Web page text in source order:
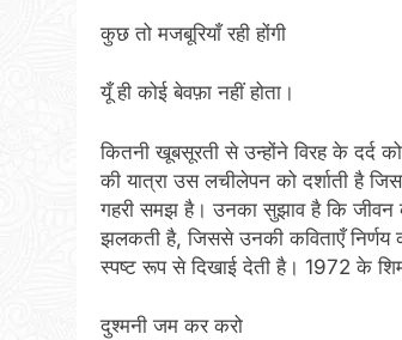
कुछ तो मजबूरियाँ रही होंगी
यूँ ही कोई बेवफ़ा नहीं होता।
कितनी खूबसूरती से उन्होंने विरह के दर्द
की यात्रा उस लचीलेपन को दर्शाती है
गहरी समझ है। उनका सुझाव है कि जीवन
झलकती है, जिससे उनकी कविताएँ निर्णय
स्पष्ट रूप से दिखाई देती है। 1972 के
दुश्मनी जम कर करो